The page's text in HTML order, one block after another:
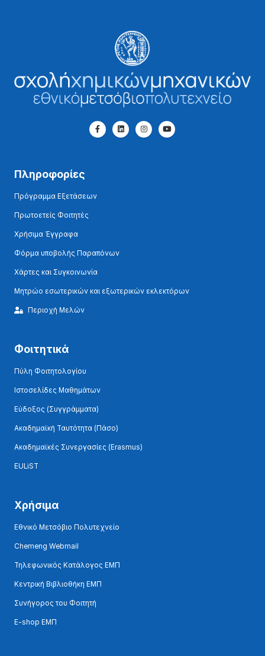
Πληροφορίες
Πρόγραμμα Εξετάσεων
Πρωτοετείς Φοιτητές
Χρήσιμα Έγγραφα
Φόρμα υποβολής Παραπόνων
Χάρτες και Συγκοινωνία
Μητρώο εσωτερικών και εξωτερικών εκλεκτόρων
Περιοχή Μελών
Φοιτητικά
Πύλη Φοιτητολογίου
Ιστοσελίδες Μαθημάτων
Εύδοξος (Συγγράμματα)
Ακαδημαϊκή Ταυτότητα (Πάσο)
Ακαδημαϊκές Συνεργασίες (Erasmus)
EULiST
Χρήσιμα
Εθνικό Μετσόβιο Πολυτεχνείο
Chemeng Webmail
Τηλεφωνικός Κατάλογος ΕΜΠ
Κεντρική Βιβλιοθήκη ΕΜΠ
Συνήγορος του Φοιτητή
E-shop ΕΜΠ